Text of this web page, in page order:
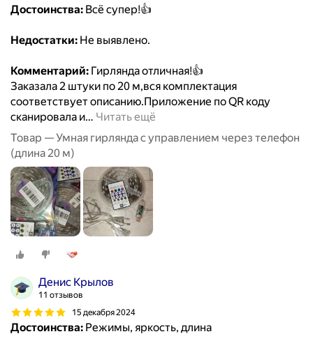
Достоинства: Всё супер!👍
Недостатки: Не выявлено.
Комментарий: Гирлянда отличная!👍
Заказала 2 штуки по 20 м,вся комплектация
соответствует описанию.Приложение по QR коду
сканировала и… Читать ещё
Товар — Умная гирлянда с управлением через телефон
(длина 20 м)
Денис Крылов
11 отзывов
15 декабря 2024
Достоинства: Режимы, яркость, длина